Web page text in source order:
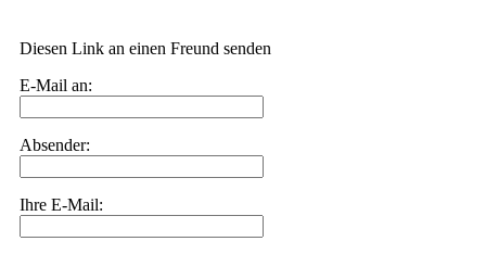
Diesen Link an einen Freund senden
E-Mail an:
Absender:
Ihre E-Mail: